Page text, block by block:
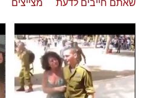
שאתם חייבים לדעת
מצייצים